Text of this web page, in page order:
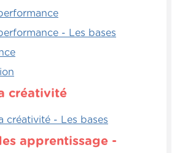
- Les bases
créativité
créativité - Les bases
apprentissage -